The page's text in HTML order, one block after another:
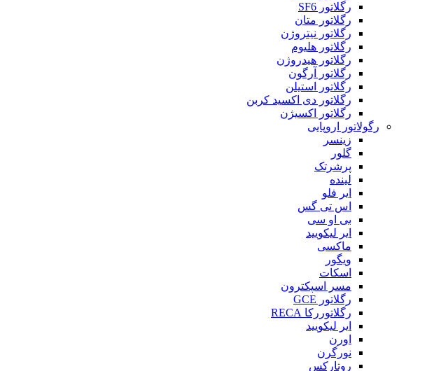
رگلاتور SF6
رگلاتور متان
رگلاتور نیتروژن
رگلاتور هلیوم
رگلاتور هیدروژن
رگلاتور آرگون
رگلاتور استیلن
رگلاتور دی اکسید کربن
رگلاتور اکسیژن
رگولاتور اروپایی
زینسر
گلور
پرشرتک
لینده
ایر فلو
اس تی گس
بی او سی
ایر لیکویید
ماکسی
ویگور
اسکات
مسر اسپکترون
رگلاتور GCE
رگلاتوررکا RECA
ایر لیکویید
اورن
نورگرن
روتارکس